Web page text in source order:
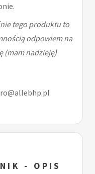
tego produktu to
odpowiem na
(mam nadzieję)
- OPIS